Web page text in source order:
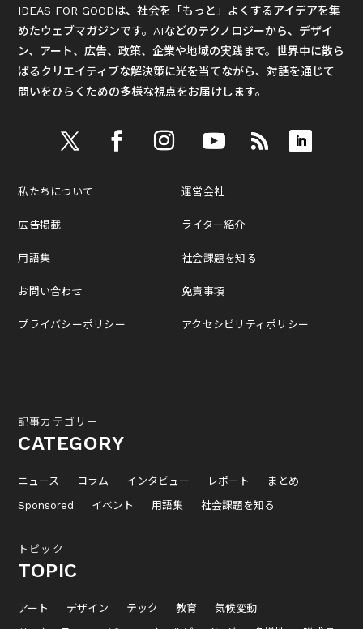
IDEAS FOR GOODは、社会を「もっと」よくするアイデアを集
めたウェブマガジンです。AIなどのテクノロジーから、デザイ
ン、アート、広告、政策、企業や地域の実践まで。世界中に散ら
ばるクリエイティブな解決策に光を当てながら、対話を通じて
問いをひらくための多様な視点をお届けします。
私たちについて
広告掲載
用語集
お問い合わせ
プライバシーポリシー
運営会社
ライター紹介
社会課題を知る
免責事項
アクセシビリティポリシー
記事カテゴリー
CATEGORY
ニュース コラム インタビュー レポート
まとめ
Sponsored
イベント 用語集 社会課題を知る
トピック
TOPIC
アート デザイン テック 教育
気候変動